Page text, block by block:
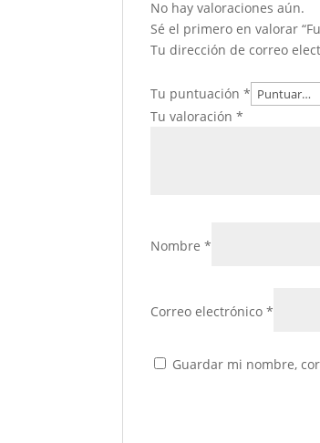
No hay valoraciones aún.
Sé el primero en valorar
Tu dirección de correo
Tu puntuación*
Tu valoración*
Nombre*
Correo electrónico*
Guardar mi nombre,